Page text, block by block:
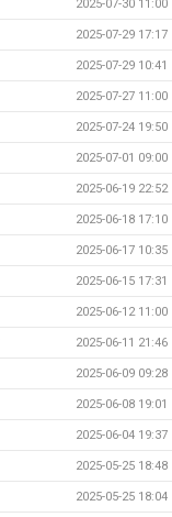
2025-07-30 11:00
2025-07-29 17:17
2025-07-29 10:41
2025-07-27 11:00
2025-07-24 19:50
2025-07-01 09:00
2025-06-19 22:52
2025-06-18 17:10
2025-06-17 10:35
2025-06-15 17:31
2025-06-12 11:00
2025-06-11 21:46
2025-06-09 09:28
2025-06-08 19:01
2025-06-04 19:37
2025-05-25 18:48
2025-05-25 18:04